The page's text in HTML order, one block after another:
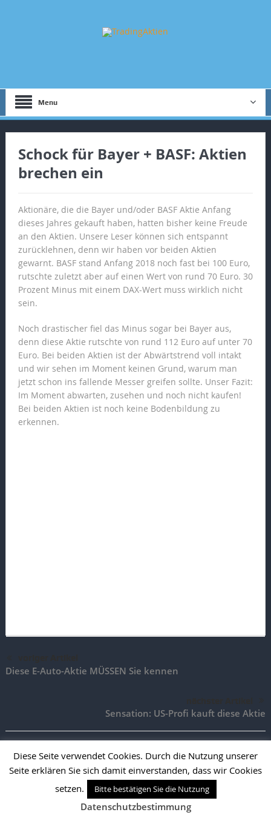
Menu
Schock für Bayer + BASF: Aktien
brechen ein
Aktionäre, die die Bayer und/oder BASF Aktie Anfang
dieses Jahres gekauft haben, hatten bisher keine Freude
an den Aktien. Unsere Leser können sich entspannt
zurücklehnen, denn wir haben vor beiden Aktien
gewarnt. BASF stand Anfang 2018 noch fast bei 100 Euro,
rutschte zuletzt aber auf einen Wert von rund 70 Euro. 30
Prozent Minus mit einem DAX-Wert muss wirklich nicht
sein.
Noch drastischer fiel das Minus sogar bei Bayer aus,
denn diese Aktie rutschte von rund 112 Euro auf unter 70
Euro. Bei beiden Aktien ist der Abwärtstrend voll intakt
und wir sehen im Moment keinen Grund, warum man
jetzt schon ins fallende Messer greifen sollte. Unser Fazit:
Im Moment abwarten, zusehen und noch nicht kaufen!
Bei beiden Aktien ist noch keine Bodenbildung zu
erkennen.
Diese E-Auto-Aktie MÜSSEN Sie kennen
Sensation: US-Profi kauft diese Aktie
TradingAktien.de |Impressum|Vertrag widerrufen|Vertrag
kündigen
Desktop Version
Mobile Version
Diese Seite verwendet Cookies. Durch die Nutzung unserer
Seite erklären Sie sich damit einverstanden, dass wir Cookies
setzen.
Bitte bestätigen Sie die Nutzung
Datenschutzbestimmung